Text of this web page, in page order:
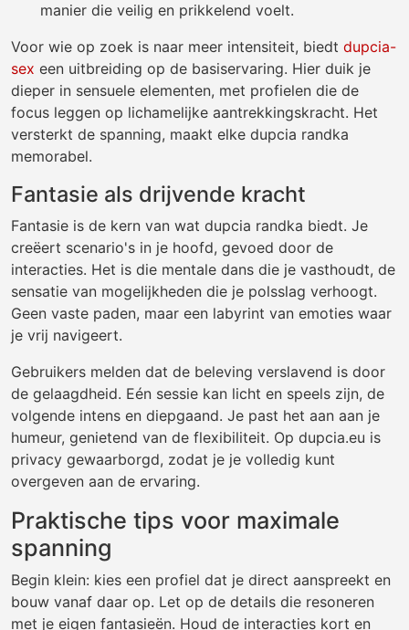
manier die veilig en prikkelend voelt.
Voor wie op zoek is naar meer intensiteit, biedt dupcia-
sex een uitbreiding op de basiservaring. Hier duik je
dieper in sensuele elementen, met profielen die de
focus leggen op lichamelijke aantrekkingskracht. Het
versterkt de spanning, maakt elke dupcia randka
memorabel.
Fantasie als drijvende kracht
Fantasie is de kern van wat dupcia randka biedt. Je
creëert scenario's in je hoofd, gevoed door de
interacties. Het is die mentale dans die je vasthoudt, de
sensatie van mogelijkheden die je polsslag verhoogt.
Geen vaste paden, maar een labyrint van emoties waar
je vrij navigeert.
Gebruikers melden dat de beleving verslavend is door
de gelaagdheid. Eén sessie kan licht en speels zijn, de
volgende intens en diepgaand. Je past het aan aan je
humeur, genietend van de flexibiliteit. Op dupcia.eu is
privacy gewaarborgd, zodat je je volledig kunt
overgeven aan de ervaring.
Praktische tips voor maximale
spanning
Begin klein: kies een profiel dat je direct aanspreekt en
bouw vanaf daar op. Let op de details die resoneren
met je eigen fantasieën. Houd de interacties kort en